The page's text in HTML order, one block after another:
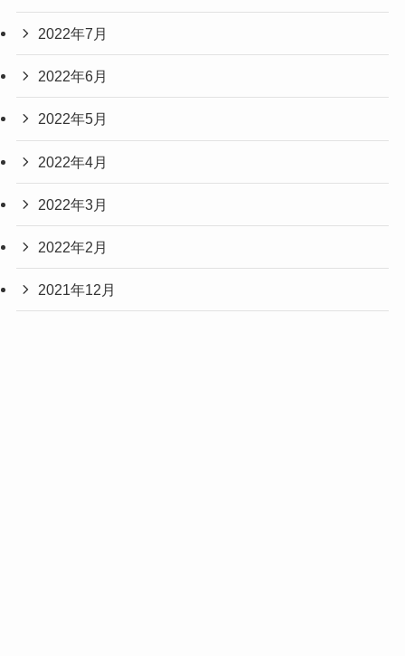
2022年7月
2022年6月
2022年5月
2022年4月
2022年3月
2022年2月
2021年12月